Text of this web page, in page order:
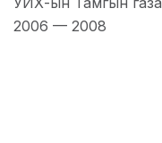
2006 — 2008